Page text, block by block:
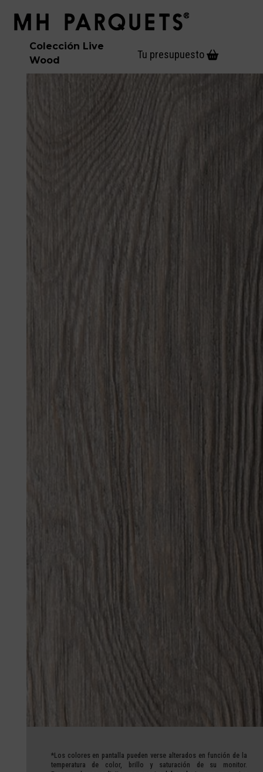
contentmobile
menu
mobile
menu
Tu presupuesto
Colección Live
Wood
*Los colores en pantalla pueden verse alterados en función de la
temperatura de color, brillo y saturación de su monitor.